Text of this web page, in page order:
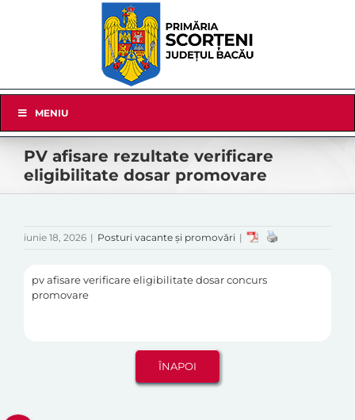
Navigation
MENIU
PV afisare rezultate verificare
eligibilitate dosar promovare
iunie 18, 2026 | Posturi vacante și promovări |
pv afisare verificare eligibilitate dosar concurs
promovare